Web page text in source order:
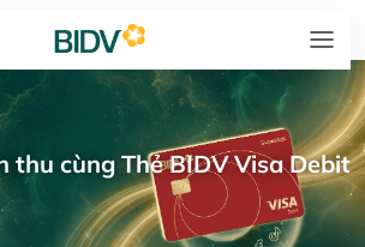
thu cùng Thẻ BIDV Visa Debit